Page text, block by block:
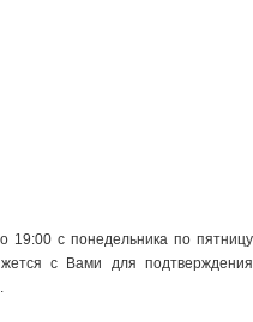
19:00 с понедельника по пятницу
с Вами для подтверждения